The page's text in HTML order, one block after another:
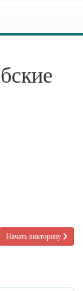
Начать викторину